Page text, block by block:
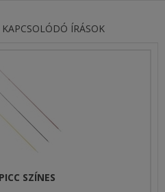
KAPCSOLÓDÓ ÍRÁSOK
SZÍNES